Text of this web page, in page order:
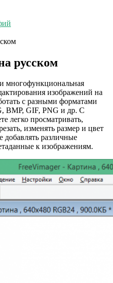
русском
многофункциональная
изображений на
с разными форматами
BMP, GIF, PNG и др. С
легко просматривать,
изменять размер и цвет
различные
к изображениям.